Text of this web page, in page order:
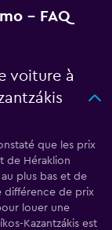
- FAQ
voiture à
que les prix
de Héraklion
plus bas et de
différence de prix
louer une
Kazantzákis est